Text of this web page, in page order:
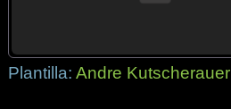
Plantilla: Andre Kutscherauer